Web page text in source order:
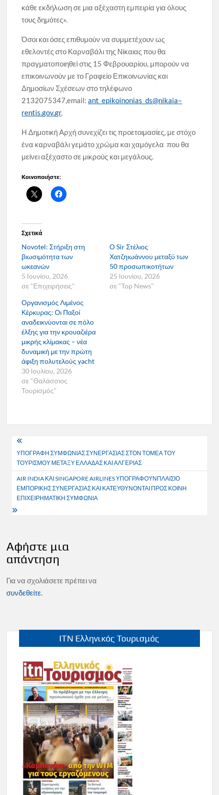
κάθε εκδήλωση σε μια αξέχαστη εμπειρία για όλους
τους δημότες».
Όσοι και όσες επιθυμούν να συμμετέχουν ως
εθελοντές στο Καρναβάλι της Νίκαιας που θα
πραγματοποιηθεί στις 15 Φεβρουαρίου, μπορούν να
επικοινωνούν με το Γραφείο Επικοινωνίας και
Δημοσίων Σχέσεων στο τηλέφωνο
2132075347,email:ant _epikoinonias _ds@nikaia–
rentis.gov.gr.
Η Δημοτική Αρχή συνεχίζει τις προετοιμασίες, με στόχο
ένα καρναβάλι γεμάτο χρώμα και χαμόγελα που θα
μείνει αξέχαστο σε μικρούς και μεγάλους.
Κοινοποιήστε:
Σχετικά
Novotel: Στήριξη στη
βιωσιμότητα των
ωκεανών
5 Ιουνίου, 2026
σε "Επιχειρήσεις"
Ο Sir Στέλιος
Χατζηιωάννου μεταξύ των
50 προσωπικοτήτων
25 Ιουνίου, 2026
σε "Top News"
Οργανισμός Λιμένος
Κέρκυρας: Οι Παξοί
αναδεικνύονται σε πόλο
έλξης για την κρουαζιέρα
μικρής κλίμακας – νέα
δυναμική με την πρώτη
άφιξη πολυτελούς yacht
30 Ιουλίου, 2026
σε "Θαλάσσιος
Τουρισμός"
Πλοήγηση
άρθρων
ΥΠΟΓΡΑΦΗ ΣΥΜΦΩΝΙΑΣ ΣΥΝΕΡΓΑΣΙΑΣ ΣΤΟΝ ΤΟΜΕΑ ΤΟΥ
ΤΟΥΡΙΣΜΟΥ ΜΕΤΑΞΥ ΕΛΛΑΔΑΣ ΚΑΙ ΑΛΓΕΡΙΑΣ
AIR INDIA ΚΑΙ SINGAPORE AIRLINES ΥΠΟΓΡΑΦΟΥΝΠΛΑΙΣΙΟ
ΕΜΠΟΡΙΚΗΣ ΣΥΝΕΡΓΑΣΙΑΣ ΚΑΙ ΚΑΤΕΥΘΥΝΟΝΤΑΙ ΠΡΟΣ ΚΟΙΝΗ
ΕΠΙΧΕΙΡΗΜΑΤΙΚΗ ΣΥΜΦΩΝΙΑ
Αφήστε μια
απάντηση
Για να σχολιάσετε πρέπει να
συνδεθείτε.
ITN Ελληνικός Τουρισμός